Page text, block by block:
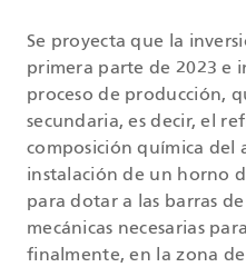
Se proyecta que la
primera parte de 2023 e
proceso de producción,
secundaria, es decir, el
composición química del
instalación de un horno
para dotar a las barras
mecánicas necesarias
finalmente, en la zona